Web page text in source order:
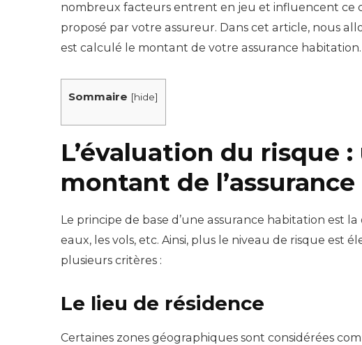
nombreux facteurs entrent en jeu et influencent ce
proposé par votre assureur. Dans cet article, nous
est calculé le montant de votre assurance habitation.
Sommaire [hide]
L’évaluation du risque
montant de
Le principe de base d’une assurance habitation est
eaux, les vols, etc. Ainsi, plus le niveau de risque est
plusieurs critères :
Le lieu de résidence
Certaines zones géographiques sont considérées